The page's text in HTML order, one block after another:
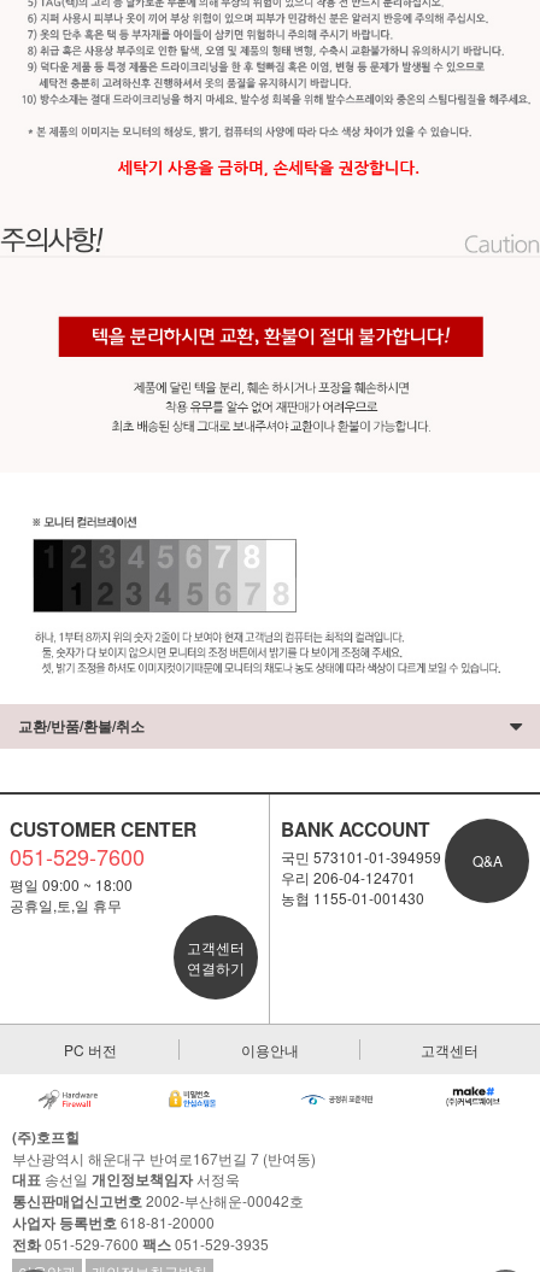
교환/반품/환불/취소
CUSTOMER CENTER
051-529-7600
평일 09:00 ~ 18:00
공휴일,토,일 휴무
고객센터
연결하기
BANK ACCOUNT
국민 573101-01-394959
우리 206-04-124701
농협 1155-01-001430
Q&A
PC 버전 이용안내 고객센터
(주)호프힐
부산광역시 해운대구 반여로167번길 7 (반여동)
대표 송선일 개인정보책임자서정욱
통신판매업신고번호2002-부산해운-00042호
사업자 등록번호618-81-20000
전화051-529-7600 팩스051-529-3935